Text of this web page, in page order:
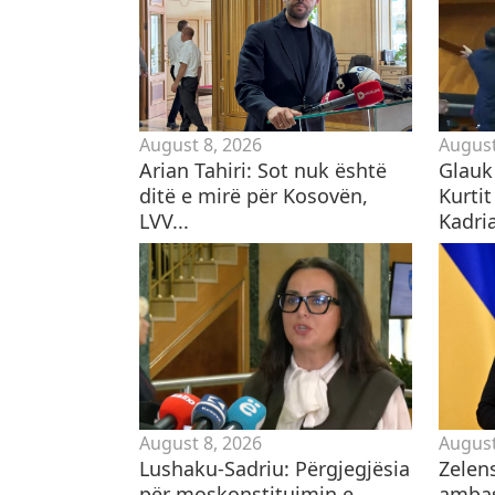
August 8, 2026
Arian Tahiri: Sot nuk është
ditë e mirë për Kosovën,
LVV...
Kurtit
August 8, 2026
Lushaku-Sadriu: Përgjegjësia